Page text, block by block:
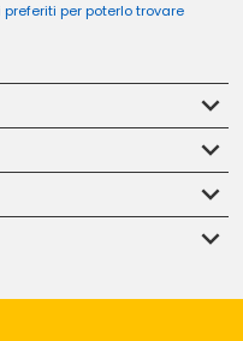
per poterlo trovare